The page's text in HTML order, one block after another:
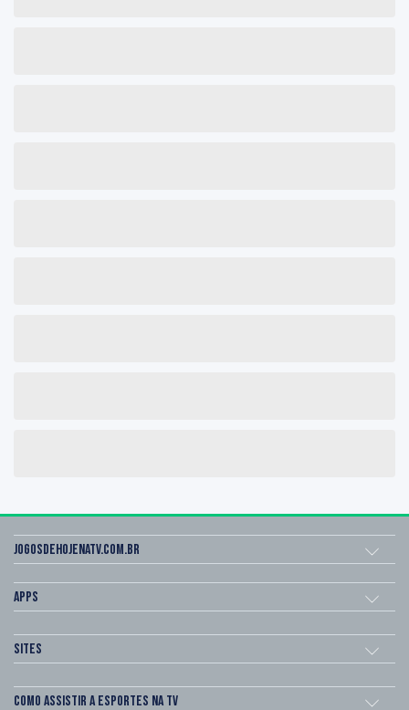
Jogosdehojenatv.com.br
Apps
Sites
Como assistir a esportes na TV